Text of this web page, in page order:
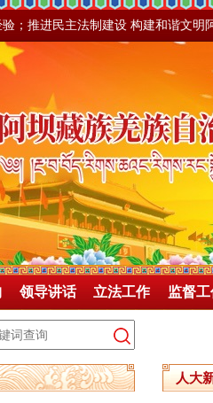
；推进民主法制建设 构建和谐文明
领导讲话 立法工作 监督工
人大